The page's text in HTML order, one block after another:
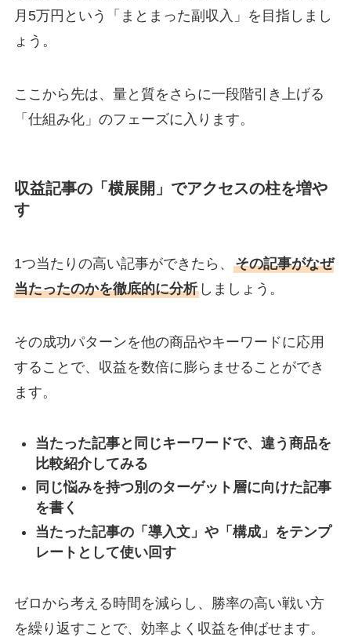
月5万円という「まとまった副収入」を目指しまし
ょう。
ここから先は、量と質をさらに一段階引き上げる
「仕組み化」のフェーズに入ります。
収益記事の「横展開」でアクセスの柱を増や
す
1つ当たりの高い記事ができたら、 その記事がなぜ
当たったのかを徹底的に分析しましょう。
その成功パターンを他の商品やキーワードに応用
することで、収益を数倍に膨らませることができ
ます。
当たった記事と同じキーワードで、違う商品を
比較紹介してみる
同じ悩みを持つ別のターゲット層に向けた記事
を書く
当たった記事の「導入文」や「構成」をテンプ
レートとして使い回す
ゼロから考える時間を減らし、勝率の高い戦い方
を繰り返すことで、効率よく収益を伸ばせます。